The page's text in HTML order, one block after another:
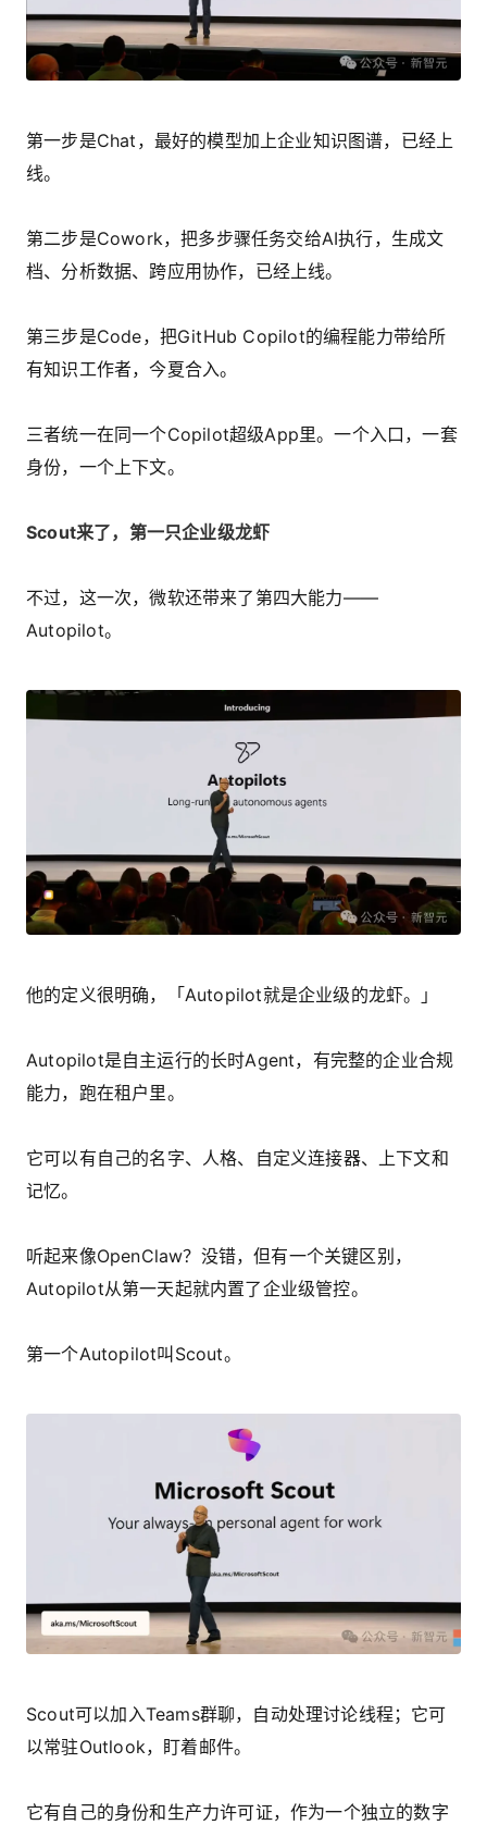
第一步是Chat，最好的模型加上企业知识图谱，已经上
线。
第二步是Cowork，把多步骤任务交给AI执行，生成文
档、分析数据、跨应用协作，已经上线。
第三步是Code，把GitHub Copilot的编程能力带给所
有知识工作者，今夏合入。
三者统一在同一个Copilot超级App里。一个入口，一套
身份，一个上下文。
Scout来了，第一只企业级龙虾
不过，这一次，微软还带来了第四大能力——
Autopilot。
他的定义很明确，「Autopilot就是企业级的龙虾。」
Autopilot是自主运行的长时Agent，有完整的企业合规
能力，跑在租户里。
它可以有自己的名字、人格、自定义连接器、上下文和
记忆。
听起来像OpenClaw？没错，但有一个关键区别，
Autopilot从第一天起就内置了企业级管控。
第一个Autopilot叫Scout。
Scout可以加入Teams群聊，自动处理讨论线程；它可
以常驻Outlook，盯着邮件。
它有自己的身份和生产力许可证，作为一个独立的数字